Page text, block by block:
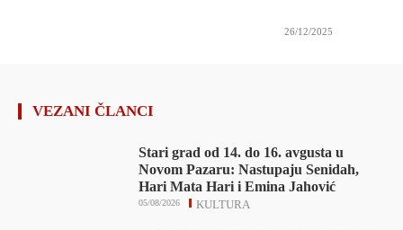
26/12/2025
VEZANI ČLANCI
Stari grad od 14. do 16. avgusta u
Novom Pazaru: Nastupaju Senidah,
Hari Mata Hari i Emina Jahović
KULTURA
05/08/2026